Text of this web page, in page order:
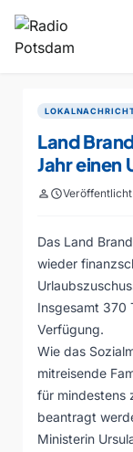
Land
Jahr einen
personschedule
Das Land
wieder
Insgesamt 370
Verfügung.
Wie das
mitreisende
für mindestens
beantragt
Ministerin